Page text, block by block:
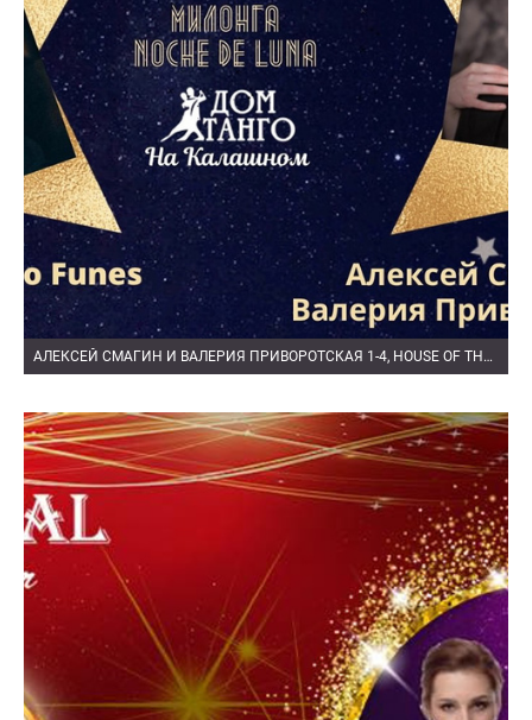
АЛЕКСЕЙ СМАГИН И ВАЛЕРИЯ ПРИВОРОТСКАЯ 1-4, HOUSE OF THE RISING SUN